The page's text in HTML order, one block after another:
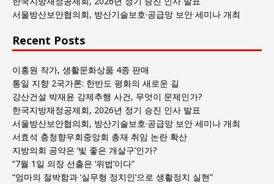
서울방산보안협의회, 방산기술보호·공급망 보안 세미나 개최
Recent Posts
이홍원 작가, 생활문화상품 4종 판매
통일 지향 2국가론: 한반도 평화의 새로운 길
강산건설 박재윤 강제추행 사건, 무엇이 문제인가?
한국지방재정공제회, 2026년 정기 승진 인사 발표
서울방산보안협의회, 방산기술보호·공급망 보안 세미나 개최
서효석 충청향우회중앙회 총재 취임 논란 확산
지방의회 공약은 ‘빛 좋은 개살구’인가?
“7월 1일 의장 선출은 ‘위법’이다”
“엄마의 절박함과 ‘실무형 정치인’으로 생활정치 실현”